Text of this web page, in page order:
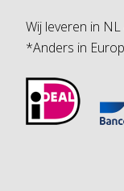
Wij leveren in
*Anders in